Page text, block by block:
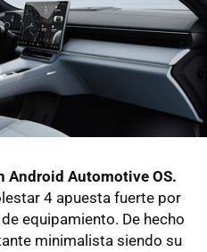
Android Automotive OS.
4 apuesta fuerte por
equipamiento. De hecho
minimalista siendo su